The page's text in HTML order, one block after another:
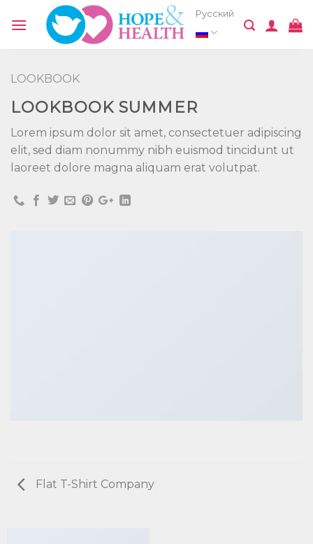
Русский
LOOKBOOK
LOOKBOOK SUMMER
Lorem ipsum dolor sit amet, consectetuer adipiscing
elit, sed diam nonummy nibh euismod tincidunt ut
laoreet dolore magna aliquam erat volutpat.
Flat T-Shirt Company